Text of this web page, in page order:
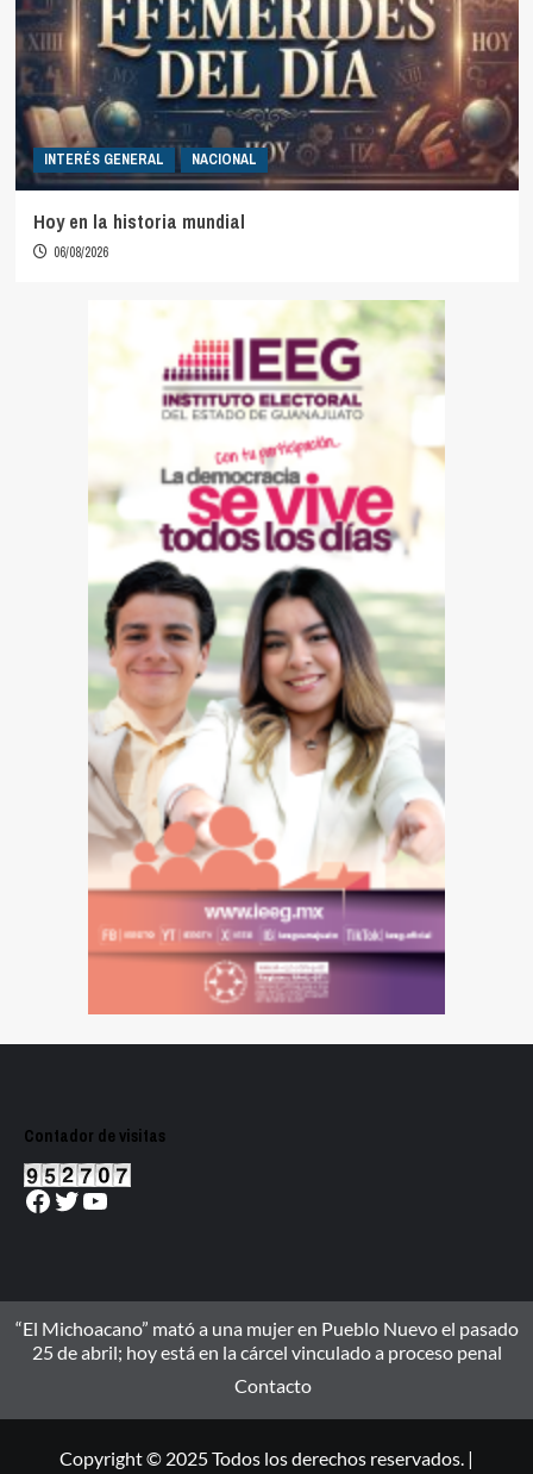
INTERÉS GENERAL NACIONAL
Hoy en la historia mundial
06/08/2026
Contador de visitas
Facebook
Twitter
YouTube
“El Michoacano” mató a una mujer en Pueblo Nuevo el pasado
25 de abril; hoy está en la cárcel vinculado a proceso penal
Contacto
Copyright © 2025 Todos los derechos reservados. |